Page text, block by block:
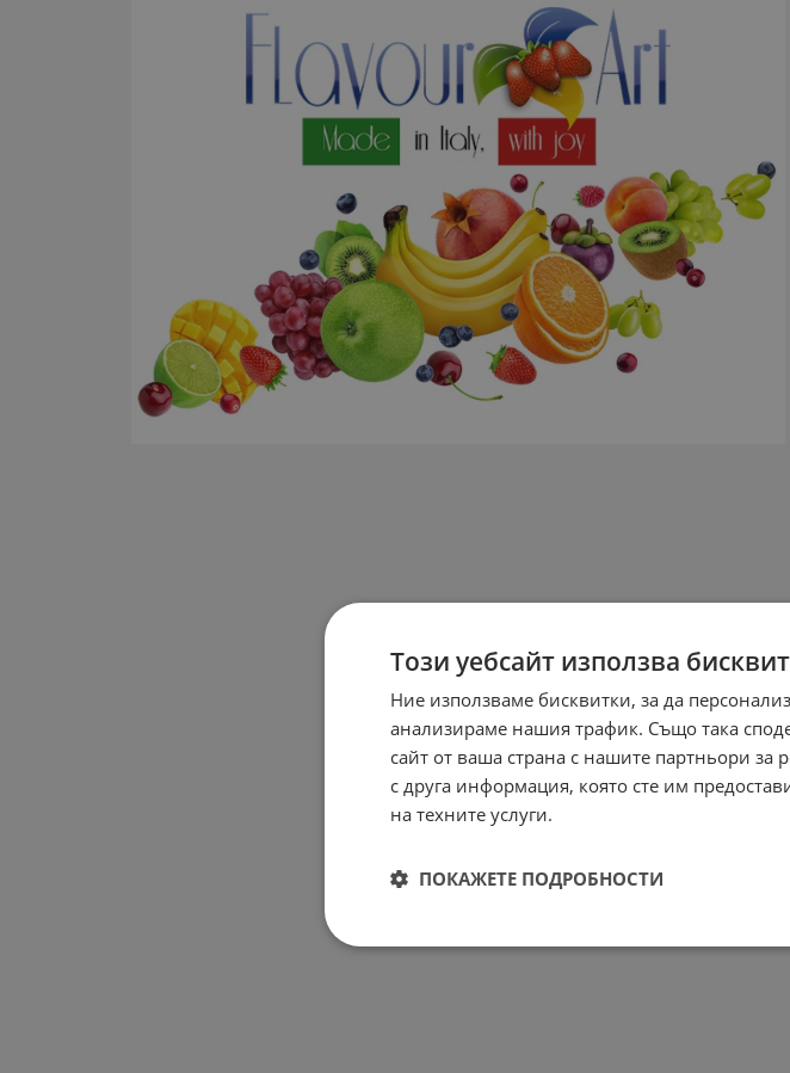
Този уебсайт използва
Ние използваме бисквитки, за да
анализираме нашия трафик. Също така
сайт от ваша страна с нашите партньори
с друга информация, която сте им
на техните услуги.
ПОКАЖЕТЕ ПОДРОБНОСТИ